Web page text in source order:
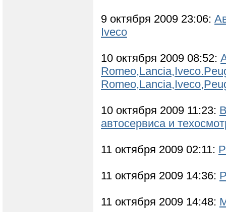
9 октября 2009 23:06:
Iveco
10 октября 2009 08:52:
10 октября 2009 11:23:
автосервиса и
11 октября 2009 02:11:
11 октября 2009 14:36:
11 октября 2009 14:48: